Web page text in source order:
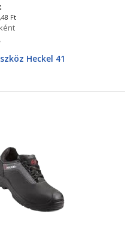
Ft
Heckel 41